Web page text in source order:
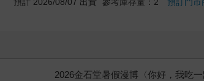
我最親近
攻殼機動隊 (1995) 4K數位修復版